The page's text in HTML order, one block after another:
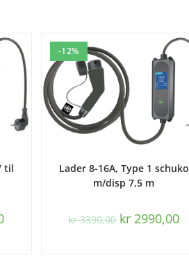
til
-12%
Lader 8-16A, Type 1 schuko
m/disp 7,5 m
kr3390,00 kr 2990,00